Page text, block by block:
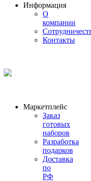
Информация
О
компании
Контакты
Маркетплейс
Заказ
готовых
наборов
Разработка
подарков
Доставка
по
РФ